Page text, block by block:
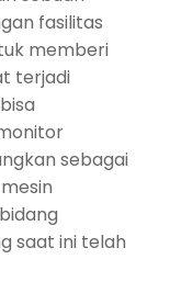
fasilitas
memberi
terjadi
sebagai
saat ini telah